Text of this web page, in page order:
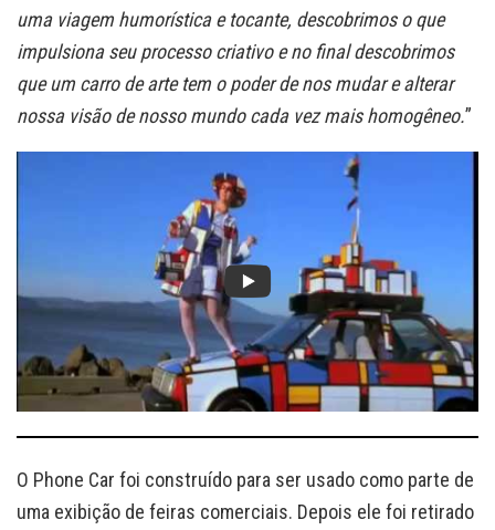
uma viagem humorística e tocante, descobrimos o que
impulsiona seu processo criativo e no final descobrimos
que um carro de arte tem o poder de nos mudar e alterar
nossa visão de nosso mundo cada vez mais homogêneo.”
O Phone Car foi construído para ser usado como parte de
uma exibição de feiras comerciais. Depois ele foi retirado